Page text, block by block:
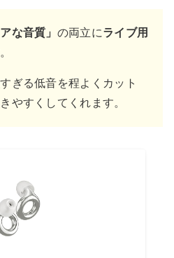
な音質」 の両立にライブ用
ぎる低音を程よくカット
やすくしてくれます。